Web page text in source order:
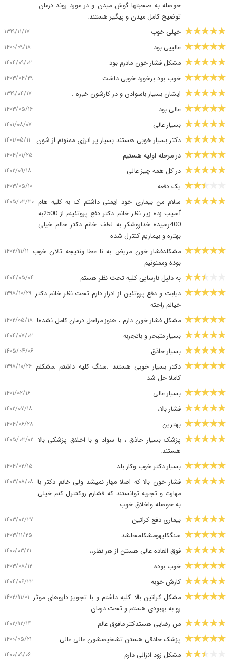
حوصله به صحبتها گوش میدن و در مورد روند درمان
توضیح کامل میدن و پیگیر هستند.
خیلی خوب ۱۳۹۹/۱۱/۱۷
عالییی بود ۱۴۰۰/۰۹/۱۸
مشکل فشار خون مادرم بود ۱۴۰۴/۰۹/۰۲
خوب بود برخورد خوبی داشت ۱۴۰۳/۰۴/۲۹
ایشان بسیار باسوادن و در کارشون خبره . ۱۳۹۹/۰۴/۱۷
عالی بود ۱۴۰۳/۰۵/۱۶
بسیار عالی ۱۴۰۱/۰۸/۰۷
دکتر بسیار خوبی هستند بسیار پر انرژی ممنونم از شون ۱۴۰۱/۰۵/۱۱
در مرحله اولیه هستیم ۱۴۰۴/۰۱/۲۵
در کل همه چیز عالی ۱۴۰۲/۰۹/۱۸
یک دفعه ۱۴۰۳/۰۵/۱۰
سلام من بیماری خود ایمنی داشتم ک به کلیه هام
آسیب زده زیر نظر خانم دکتر دفع پروتئینم از 2500به
400رسیده خداروشکر به لطف خانم دکتر حالم خیلی
بهتره و بیماریم کنترل شده
۱۴۰۵/۰۳/۳۰
مشکلدفشار خون مریض به نا عطا ونتیجه تالان خوب
بوده وممنونیم
۱۴۰۲/۱۱/۱۱
به دلیل نارسایی کلیه تحت نظر هستم ۱۴۰۴/۰۵/۰۴
دیابت و دفع پروتئین از ادرار دارم تحت نظر خانم دکتر
خیالم راحته
۱۳۹۸/۱۰/۲۹
مشکل فشار خون دارم ، هنوز مراحل درمان کامل نشده! ۱۴۰۲/۰۵/۱۸
بسیار متبحر و باتجربه ۱۴۰۴/۰۷/۰۲
بسیار حاذق ۱۴۰۵/۰۴/۰۶
دکتر بسیار خوبی هستند .سنگ کلیه داشتم .مشکلم
کاملا حل شد
۱۳۹۸/۱۰/۲۶
بسیار عالی ۱۴۰۱/۰۲/۱۶
فشار بالا، ۱۴۰۲/۰۷/۱۸
بهترین ۱۴۰۴/۰۶/۲۸
پزشک بسیار حاذق ، با سواد و با اخلاق پزشکی بالا
هستند.
۱۴۰۵/۰۳/۰۲
بسیار دکتر خوب وکار بلد ۱۴۰۴/۰۲/۱۵
فشار خون بالا که اصلا مهار نمیشد ولی خانم دکتر با
مهارت و تجربه توانستند که فشارم روکنترل کنم خیلی
به حوصله واخلاق خوب
۱۴۰۳/۰۸/۰۸
بیماری دفع کراتین ۱۴۰۳/۰۲/۲۷
سنگکلیهومشکلمحلشد ۱۴۰۳/۱۱/۲۵
فوق العاده عالی هستن از هر نظر،، ۱۴۰۰/۰۳/۲۱
خوب بوده ۱۴۰۳/۰۸/۱۲
کارش خوبه ۱۴۰۴/۰۶/۲۲
مشکل کراتین بالا کلیه داشتم و با تجویز داروهای موثر
رو به بهبودی هستم و تحت درمان
۱۴۰۲/۱۱/۰۱
من رضایی هستدکتر مافوق عالم ۱۴۰۲/۱۲/۱۴
پزشک حاذقی هستن تشخیصشون عالی عالی ۱۴۰۰/۰۵/۲۱
مشکل زود انزالی دارم ۱۴۰۰/۰۹/۰۶